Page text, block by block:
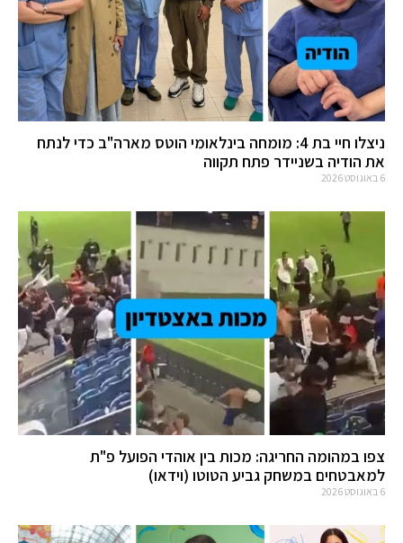
ניצלו חיי בת 4: מומחה בינלאומי הוטס מארה"ב כדי לנתח
את הודיה בשניידר פתח תקווה
6 באוגוסט 2026
צפו במהומה החריגה: מכות בין אוהדי הפועל פ"ת
למאבטחים במשחק גביע הטוטו (וידאו)
6 באוגוסט 2026